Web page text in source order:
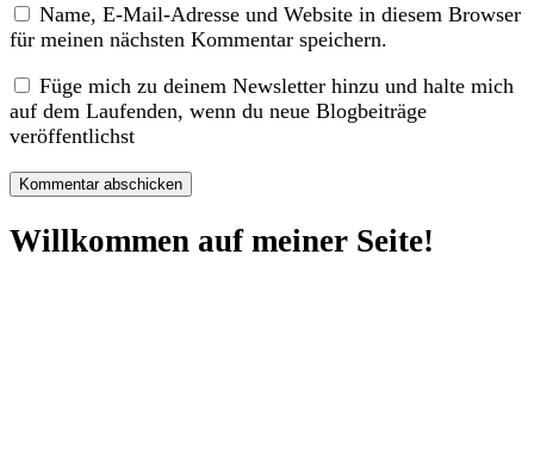
Name, E-Mail-Adresse und Website in diesem Browser
für meinen nächsten Kommentar speichern.
Füge mich zu deinem Newsletter hinzu und halte mich
auf dem Laufenden, wenn du neue Blogbeiträge
veröffentlichst
Willkommen auf meiner Seite!